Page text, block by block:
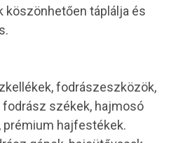
köszönhetően táplálja és
fodrászeszközök,
fodrász székek, hajmosó
prémium hajfestékek.